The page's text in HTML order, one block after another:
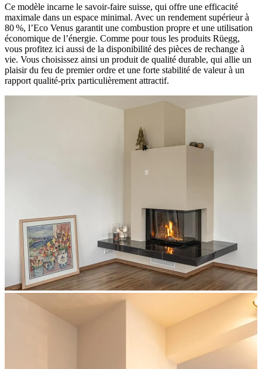
Ce modèle incarne le savoir-faire suisse, qui offre une efficacité
maximale dans un espace minimal. Avec un rendement supérieur à
80 %, l’Eco Venus garantit une combustion propre et une utilisation
économique de l’énergie. Comme pour tous les produits Rüegg,
vous profitez ici aussi de la disponibilité des pièces de rechange à
vie. Vous choisissez ainsi un produit de qualité durable, qui allie un
plaisir du feu de premier ordre et une forte stabilité de valeur à un
rapport qualité-prix particulièrement attractif.